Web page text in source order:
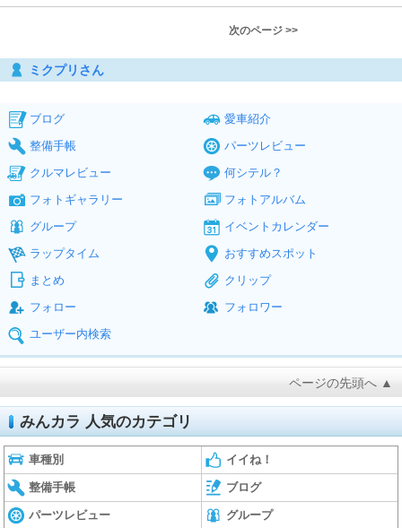
次のページ >>
ミクプリさん
ブログ
愛車紹介
整備手帳
パーツレビュー
クルマレビュー
何シテル？
フォトギャラリー
フォトアルバム
グループ
イベントカレンダー
ラップタイム
おすすめスポット
まとめ
クリップ
フォロー
フォロワー
ユーザー内検索
ページの先頭へ ▲
みんカラ 人気のカテゴリ
車種別 イイね！
整備手帳 ブログ
パーツレビュー グループ